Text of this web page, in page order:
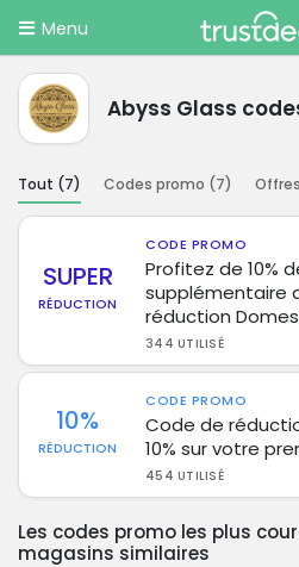
Menu
Abyss Glass
Tout (7) Codes promo (7)
SUPER
RÉDUCTION
CODE PROMO
Profitez de 10%
supplémentaire
réduction
344 UTILISÉ
10%
RÉDUCTION
CODE PROMO
Code de
10% sur votre
454 UTILISÉ
Les codes promo les plus
magasins similaires